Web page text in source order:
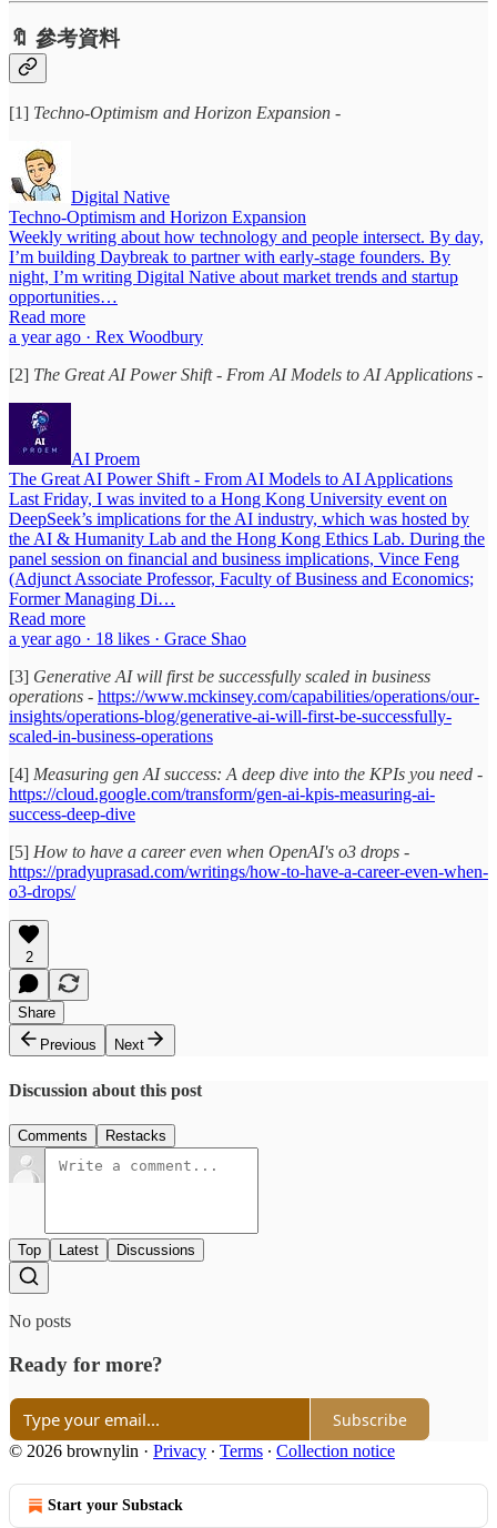
🔖 參考資料
[1] Techno-Optimism and Horizon Expansion -
Digital Native
Techno-Optimism and Horizon Expansion
Weekly writing about how technology and people intersect. By day,
I’m building Daybreak to partner with early-stage founders. By
night, I’m writing Digital Native about market trends and startup
opportunities…
Read more
a year ago · Rex Woodbury
[2] The Great AI Power Shift - From AI Models to AI Applications -
AI Proem
The Great AI Power Shift - From AI Models to AI Applications
Last Friday, I was invited to a Hong Kong University event on
DeepSeek’s implications for the AI industry, which was hosted by
the AI & Humanity Lab and the Hong Kong Ethics Lab. During the
panel session on financial and business implications, Vince Feng
(Adjunct Associate Professor, Faculty of Business and Economics;
Former Managing Di…
Read more
a year ago · 18 likes · Grace Shao
[3] Generative AI will first be successfully scaled in business
operations - https://www.mckinsey.com/capabilities/operations/our-
insights/operations-blog/generative-ai-will-first-be-successfully-
scaled-in-business-operations
[4] Measuring gen AI success: A deep dive into the KPIs you need -
https://cloud.google.com/transform/gen-ai-kpis-measuring-ai-
success-deep-dive
[5] How to have a career even when OpenAI's o3 drops -
https://pradyuprasad.com/writings/how-to-have-a-career-even-when-
o3-drops/
2
Share
Previous
Next
Discussion about this post
Comments Restacks
Top Latest Discussions
No posts
Ready for more?
Subscribe
© 2026 brownylin · Privacy ∙ Terms ∙ Collection notice
Start your Substack